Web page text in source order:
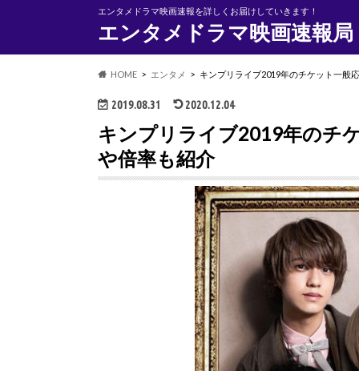
エンタメドラマ映画速報を詳しくお届けしていきます！
エンタメドラマ映画速報局
HOME エンタメ キンプリライブ2019年のチケット一般
2019.08.31 2020.12.04
キンプリライブ2019年のチ
や倍率も紹介